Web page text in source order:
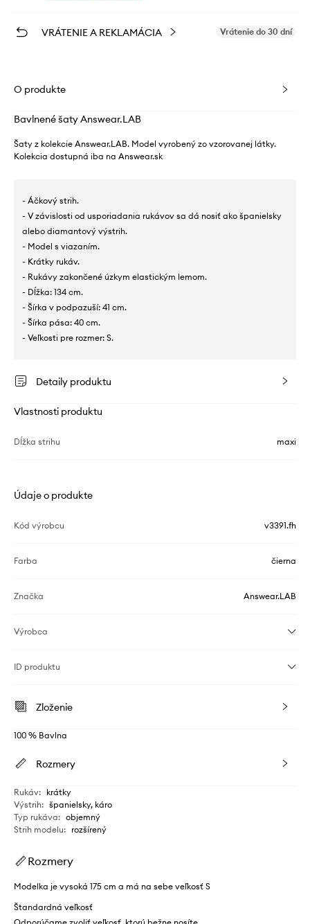
VRÁTENIE A REKLAMÁCIA Vrátenie do 30 dní
O produkte
Bavlnené šaty Answear.LAB
Šaty z kolekcie Answear.LAB. Model vyrobený zo vzorovanej látky.
Kolekcia dostupná iba na Answear.sk
- Áčkový strih.
- V závislosti od usporiadania rukávov sa dá nosiť ako španielsky
alebo diamantový výstrih.
- Model s viazaním.
- Krátky rukáv.
- Rukávy zakončené úzkym elastickým lemom.
- Dĺžka: 134 cm.
- Šírka v podpazuší: 41 cm.
- Šírka pása: 40 cm.
- Veľkosti pre rozmer: S.
Detaily produktu
Vlastnosti produktu
Dĺžka strihu maxi
Údaje o produkte
Kód výrobcu v3391.fh
Farba čierna
Značka Answear.LAB
Výrobca
ID produktu
Zloženie
100 % Bavlna
Rozmery
Rukáv: krátky
Výstrih: španielsky, káro
Typ rukáva: objemný
Strih modelu: rozšírený
Rozmery
Modelka je vysoká 175 cm a má na sebe veľkosť S
Štandardná veľkosť